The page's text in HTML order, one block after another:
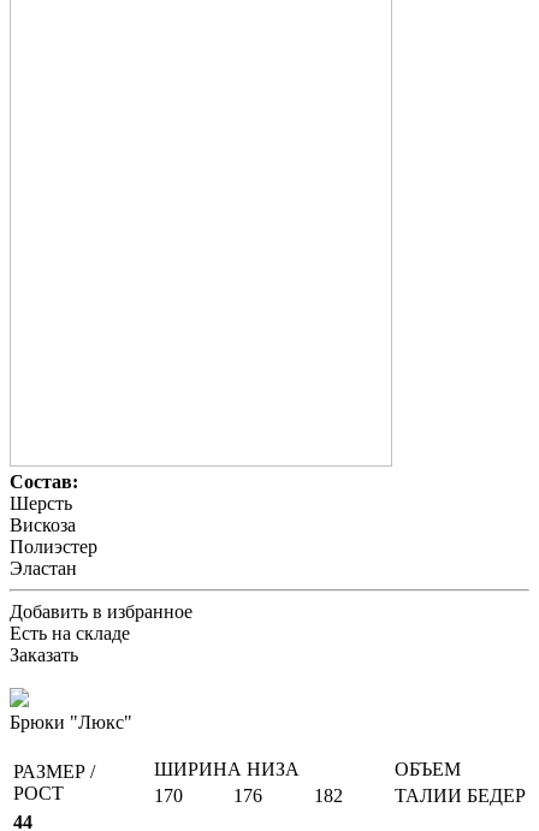
Состав:
Шерсть
Вискоза
Полиэстер
Эластан
Добавить в избранное
Есть на складе
Заказать
Брюки "Люкс"
РАЗМЕР /
РОСТ
ШИРИНА НИЗА
ОБЪЕМ
170
176 182 ТАЛИИ БЕДЕР
44